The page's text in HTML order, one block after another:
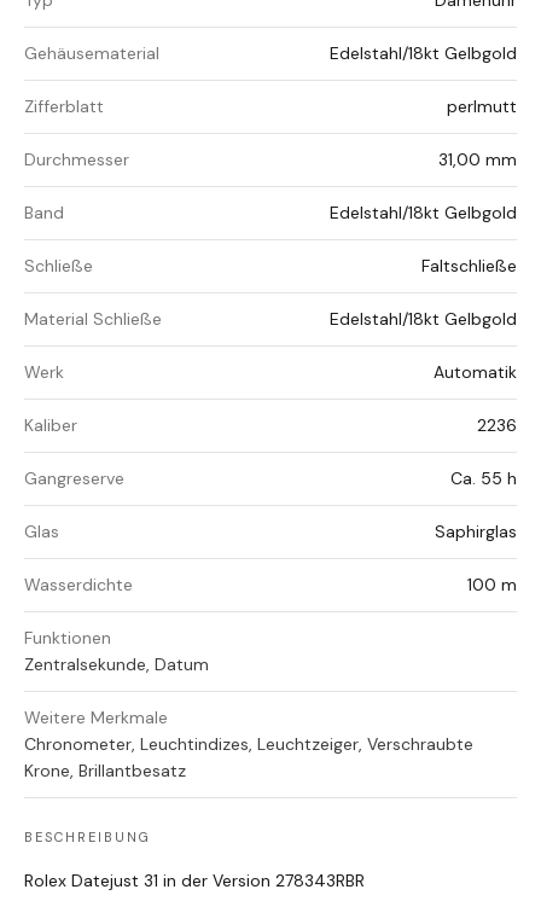
Gehäusematerial Edelstahl/18kt Gelbgold
Zifferblatt perlmutt
Durchmesser 31,00 mm
Band Edelstahl/18kt Gelbgold
Schließe Faltschließe
Material Schließe Edelstahl/18kt Gelbgold
Werk Automatik
Kaliber 2236
Gangreserve Ca. 55 h
Glas Saphirglas
Wasserdichte 100 m
Funktionen
Zentralsekunde, Datum
Weitere Merkmale
Chronometer, Leuchtindizes, Leuchtzeiger, Verschraubte
Krone, Brillantbesatz
BESCHREIBUNG
Rolex Datejust 31 in der Version 278343RBR